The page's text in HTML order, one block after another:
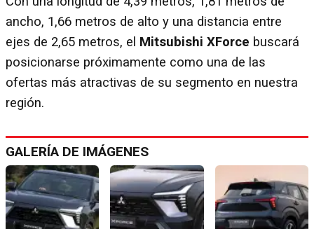
ancho, 1,66 metros de alto y una distancia entre
ejes de 2,65 metros, el Mitsubishi XForce buscará
posicionarse próximamente como una de las
ofertas más atractivas de su segmento en nuestra
región.
GALERÍA DE IMÁGENES